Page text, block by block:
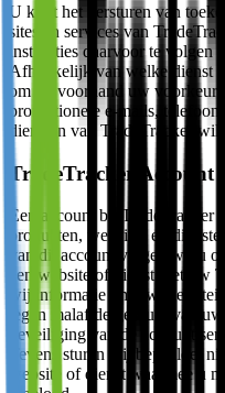
U kunt het versturen van
sites en services van
instructies daarvoor te volgen
Afhankelijk van welke dienst
om op voorhand uw
promotionele e-mails,
diensten van TradeTracker
TradeTracker Account
Een account bij TradeTracker
producten, websites en
van dit account vragen wij u
een website of dienst met uw
wij informatie om uw identiteit
tegen malafide gebruik van
beveiliging van de account
Tevens sturen wij bepaalde,
website of dienst waarmee u